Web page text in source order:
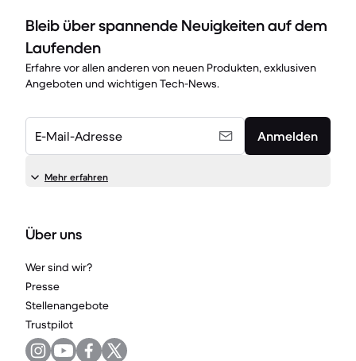
Bleib über spannende Neuigkeiten auf dem
Laufenden
Erfahre vor allen anderen von neuen Produkten, exklusiven
Angeboten und wichtigen Tech-News.
E-Mail-Adresse Anmelden
Mehr erfahren
Über uns
Wer sind wir?
Presse
Stellenangebote
Trustpilot